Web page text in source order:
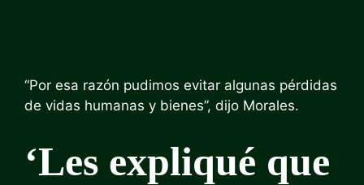
“Por esa razón pudimos evitar algunas pérdidas
de vidas humanas y bienes”, dijo Morales.
‘Les expliqué que